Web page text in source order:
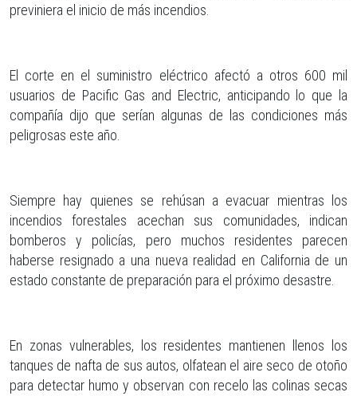
previniera el inicio de más incendios.
El corte en el suministro eléctrico afectó a otros 600 mil
usuarios de Pacific Gas and Electric, anticipando lo que la
compañía dijo que serían algunas de las condiciones más
peligrosas este año.
Siempre hay quienes se rehúsan a evacuar mientras los
incendios forestales acechan sus comunidades, indican
bomberos y policías, pero muchos residentes parecen
haberse resignado a una nueva realidad en California de un
estado constante de preparación para el próximo desastre.
En zonas vulnerables, los residentes mantienen llenos los
tanques de nafta de sus autos, olfatean el aire seco de otoño
para detectar humo y observan con recelo las colinas secas